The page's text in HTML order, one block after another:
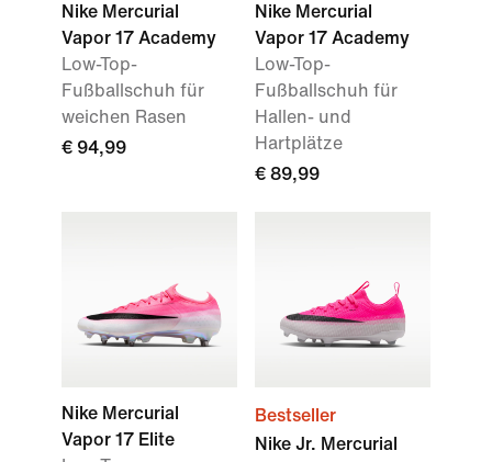
Nike Mercurial
Vapor 17 Academy
Low-Top-
Fußballschuh für
weichen Rasen
€ 94,99
Nike Mercurial
Vapor 17 Academy
Low-Top-
Fußballschuh für
Hallen- und
Hartplätze
€ 89,99
Nike Mercurial
Vapor 17 Elite
Bestseller
Nike Jr. Mercurial